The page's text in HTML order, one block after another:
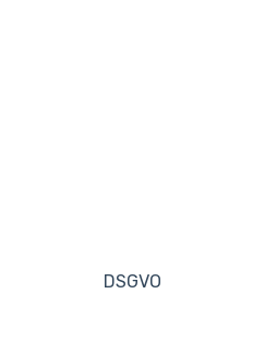
DSGVO